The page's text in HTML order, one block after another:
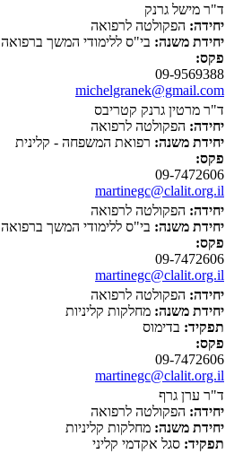
ד"ר מישל גרנק
יחידה: הפקולטה לרפואה
יחידת משנה: בי"ס ללימודי המשך ברפואה
פקס:
09-9569388
michelgranek@gmail.com
ד"ר מרטין גרנק קטריבס
יחידה: הפקולטה לרפואה
יחידת משנה: רפואת המשפחה - קלינית
פקס:
09-7472606
martinegc@clalit.org.il
יחידה: הפקולטה לרפואה
יחידת משנה: בי"ס ללימודי המשך ברפואה
פקס:
09-7472606
martinegc@clalit.org.il
יחידה: הפקולטה לרפואה
יחידת משנה: מחלקות קליניות
תפקיד: בדימוס
פקס:
09-7472606
martinegc@clalit.org.il
ד"ר ערן גרף
יחידה: הפקולטה לרפואה
יחידת משנה: מחלקות קליניות
תפקיד: סגל אקדמי קליני